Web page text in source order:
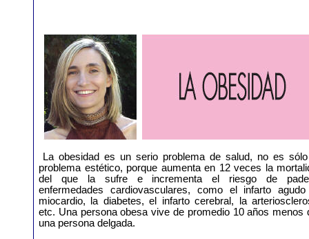
La obesidad es un serio problema de salud, no es
problema estético, porque aumenta en 12 veces la
del que la sufre e incrementa el riesgo de
enfermedades cardiovasculares, como el infarto
miocardio, la diabetes, el infarto cerebral, la
etc. Una persona obesa vive de promedio 10 años menos
una persona delgada.